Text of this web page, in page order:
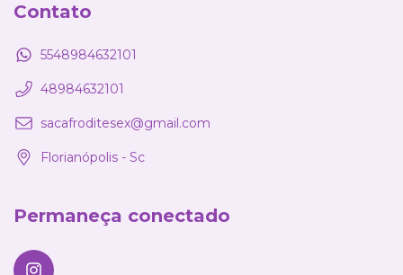
Contato
5548984632101
48984632101
sacafroditesex@gmail.com
Florianópolis - Sc
Permaneça conectado